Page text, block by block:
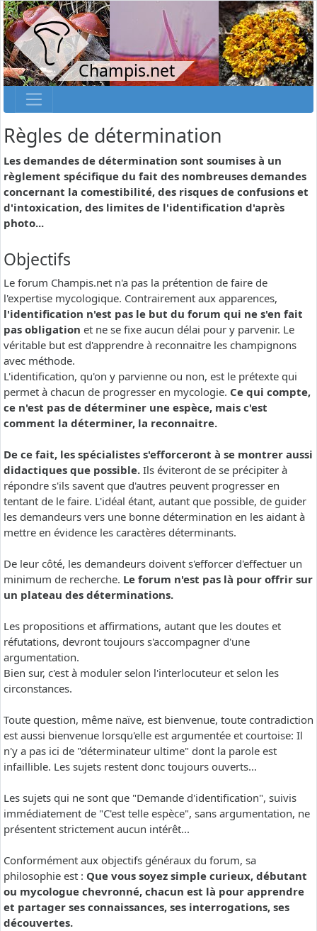
Champis.net
Règles de détermination
Les demandes de détermination sont soumises à un
règlement spécifique du fait des nombreuses demandes
concernant la comestibilité, des risques de confusions et
d'intoxication, des limites de l'identification d'après
photo...
Objectifs
Le forum Champis.net n'a pas la prétention de faire de
l'expertise mycologique. Contrairement aux apparences,
l'identification n'est pas le but du forum qui ne s'en fait
pas obligation et ne se fixe aucun délai pour y parvenir. Le
véritable but est d'apprendre à reconnaitre les champignons
avec méthode.
L'identification, qu'on y parvienne ou non, est le prétexte qui
permet à chacun de progresser en mycologie. Ce qui compte,
ce n'est pas de déterminer une espèce, mais c'est
comment la déterminer, la reconnaitre.
De ce fait, les spécialistes s'efforceront à se montrer aussi
didactiques que possible. Ils éviteront de se précipiter à
répondre s'ils savent que d'autres peuvent progresser en
tentant de le faire. L'idéal étant, autant que possible, de guider
les demandeurs vers une bonne détermination en les aidant à
mettre en évidence les caractères déterminants.
De leur côté, les demandeurs doivent s'efforcer d'effectuer un
minimum de recherche. Le forum n'est pas là pour offrir sur
un plateau des déterminations.
Les propositions et affirmations, autant que les doutes et
réfutations, devront toujours s'accompagner d'une
argumentation.
Bien sur, c'est à moduler selon l'interlocuteur et selon les
circonstances.
Toute question, même naïve, est bienvenue, toute contradiction
est aussi bienvenue lorsqu'elle est argumentée et courtoise: Il
n'y a pas ici de "déterminateur ultime" dont la parole est
infaillible. Les sujets restent donc toujours ouverts...
Les sujets qui ne sont que "Demande d'identification", suivis
immédiatement de "C'est telle espèce", sans argumentation, ne
présentent strictement aucun intérêt...
Conformément aux objectifs généraux du forum, sa
philosophie est : Que vous soyez simple curieux, débutant
ou mycologue chevronné, chacun est là pour apprendre
et partager ses connaissances, ses interrogations, ses
découvertes.